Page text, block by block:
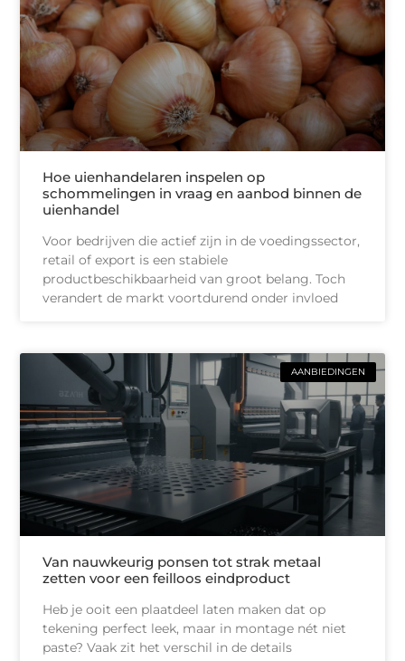
Hoe uienhandelaren inspelen op
schommelingen in vraag en aanbod binnen de
uienhandel
Voor bedrijven die actief zijn in de voedingssector,
retail of export is een stabiele
productbeschikbaarheid van groot belang. Toch
verandert de markt voortdurend onder invloed
AANBIEDINGEN
Van nauwkeurig ponsen tot strak metaal
zetten voor een feilloos eindproduct
Heb je ooit een plaatdeel laten maken dat op
tekening perfect leek, maar in montage nét niet
paste? Vaak zit het verschil in de details